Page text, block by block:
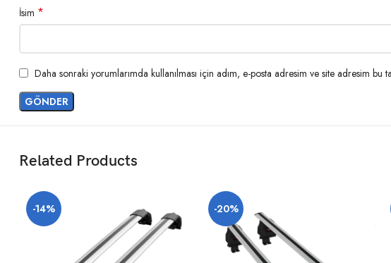
İsim *
Daha sonraki yorumlarımda kullanılması için adım, e-posta adresim ve site adresim bu
Related Products
-14% -20%